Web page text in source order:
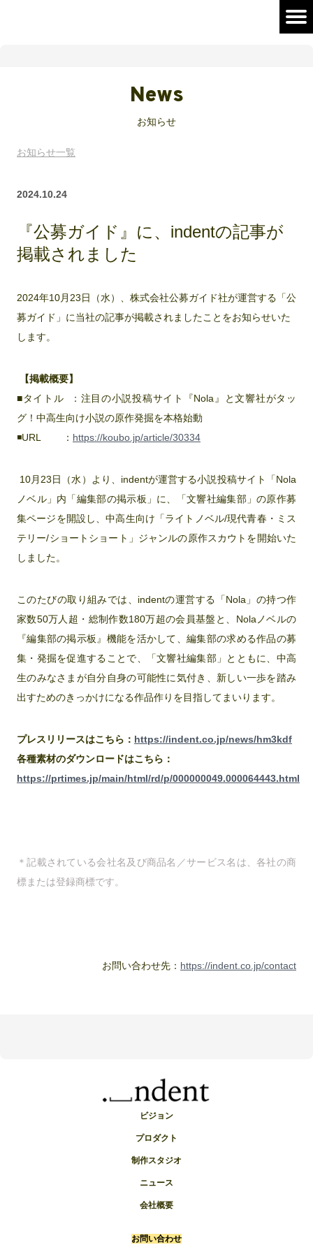
News
お知らせ
お知らせ一覧
2024.10.24
『公募ガイド』に、indentの記事が
掲載されました
2024年10月23日（水）、株式会社公募ガイド社が運営する「公
募ガイド」に当社の記事が掲載されましたことをお知らせいた
します。
【掲載概要】
■タイトル ：注目の小説投稿サイト『Nola』と文響社がタッ
グ！中高生向け小説の原作発掘を本格始動
◾️URL ： https://koubo.jp/article/30334
10月23日（水）より、indentが運営する小説投稿サイト「Nola
ノベル」内「編集部の掲示板」に、「文響社編集部」の原作募
集ページを開設し、中高生向け「ライトノベル/現代青春・ミス
テリー/ショートショート」ジャンルの原作スカウトを開始いた
しました。
このたびの取り組みでは、indentの運営する「Nola」の持つ作
家数50万人超・総制作数180万超の会員基盤と、Nolaノベルの
『編集部の掲示板』機能を活かして、編集部の求める作品の募
集・発掘を促進することで、「文響社編集部」とともに、中高
生のみなさまが自分自身の可能性に気付き、新しい一歩を踏み
出すためのきっかけになる作品作りを目指してまいります。
プレスリリースはこちら： https://indent.co.jp/news/hm3kdf
各種素材のダウンロードはこちら：
https://prtimes.jp/main/html/rd/p/000000049.000064443.html
＊記載されている会社名及び商品名／サービス名は、各社の商
標または登録商標です。
お問い合わせ先： https://indent.co.jp/contact
ビジョン
プロダクト
制作スタジオ
ニュース
会社概要
お問い合わせ